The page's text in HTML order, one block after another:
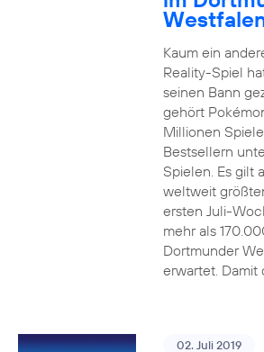
Kaum ein
Reality-Spiel
seinen Bann
gehört
Millionen
Bestsellern
Spielen. Es gilt
weltweit
ersten Juli-
mehr als
Dortmunder
erwartet. Damit
02. Juli 2019